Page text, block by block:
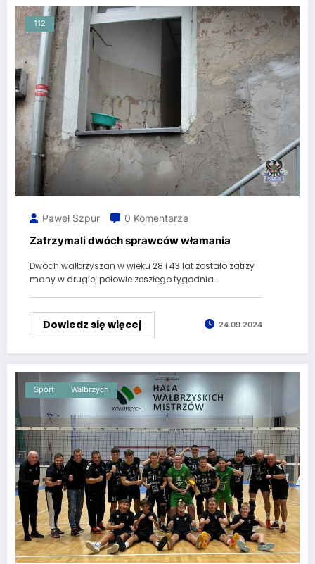
112
Paweł Szpur 0 Komentarze
Zatrzymali dwóch sprawców włamania
Dwóch wałbrzyszan w wieku 28 i 43 lat zostało zatrzy
many w drugiej połowie zeszłego tygodnia…
Dowiedz się więcej 24.09.2024
Sport Wałbrzych